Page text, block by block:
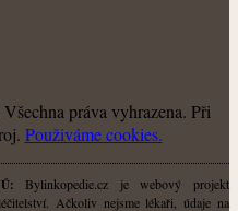
práva vyhrazena. Při
Použiváme cookies.
Bylinkopedie.cz je webový projekt
Ačkoliv nejsme lékaři, údaje na